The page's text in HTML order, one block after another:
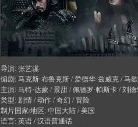
导演: 张艺谋
编剧: 马克斯·布鲁克斯 / 爱德华·兹威克 / 马
主演: 马特·达蒙 / 景甜 / 佩德罗·帕斯卡 / 刘
类型: 剧情 / 动作 / 奇幻 / 冒险
制片国家/地区: 中国大陆 / 美国
语言: 英语 / 汉语普通话